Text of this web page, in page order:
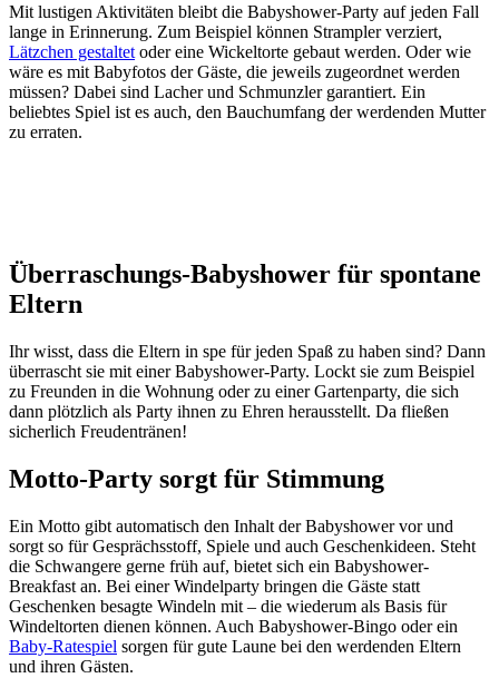
Mit lustigen Aktivitäten bleibt die Babyshower-Party auf jeden Fall
lange in Erinnerung. Zum Beispiel können Strampler verziert,
Lätzchen gestaltet oder eine Wickeltorte gebaut werden. Oder wie
wäre es mit Babyfotos der Gäste, die jeweils zugeordnet werden
müssen? Dabei sind Lacher und Schmunzler garantiert. Ein
beliebtes Spiel ist es auch, den Bauchumfang der werdenden Mutter
zu erraten.
Überraschungs-Babyshower für spontane
Eltern
Ihr wisst, dass die Eltern in spe für jeden Spaß zu haben sind? Dann
überrascht sie mit einer Babyshower-Party. Lockt sie zum Beispiel
zu Freunden in die Wohnung oder zu einer Gartenparty, die sich
dann plötzlich als Party ihnen zu Ehren herausstellt. Da fließen
sicherlich Freudentränen!
Motto-Party sorgt für Stimmung
Ein Motto gibt automatisch den Inhalt der Babyshower vor und
sorgt so für Gesprächsstoff, Spiele und auch Geschenkideen. Steht
die Schwangere gerne früh auf, bietet sich ein Babyshower-
Breakfast an. Bei einer Windelparty bringen die Gäste statt
Geschenken besagte Windeln mit – die wiederum als Basis für
Windeltorten dienen können. Auch Babyshower-Bingo oder ein
Baby-Ratespiel sorgen für gute Laune bei den werdenden Eltern
und ihren Gästen.